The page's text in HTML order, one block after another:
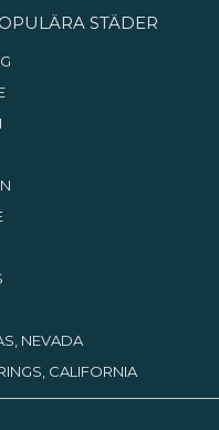
STÄDER
NEVADA
CALIFORNIA